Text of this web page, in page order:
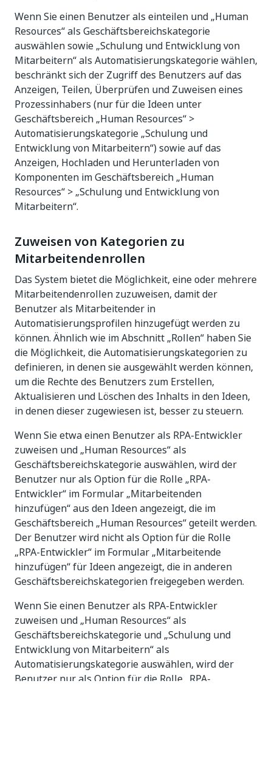
Wenn Sie einen Benutzer als einteilen und „Human
Resources“ als Geschäftsbereichskategorie
auswählen sowie „Schulung und Entwicklung von
Mitarbeitern“ als Automatisierungskategorie wählen,
beschränkt sich der Zugriff des Benutzers auf das
Anzeigen, Teilen, Überprüfen und Zuweisen eines
Prozessinhabers (nur für die Ideen unter
Geschäftsbereich „Human Resources“ >
Automatisierungskategorie „Schulung und
Entwicklung von Mitarbeitern“) sowie auf das
Anzeigen, Hochladen und Herunterladen von
Komponenten im Geschäftsbereich „Human
Resources“ > „Schulung und Entwicklung von
Mitarbeitern“.
Zuweisen von Kategorien zu
Mitarbeitendenrollen
Das System bietet die Möglichkeit, eine oder mehrere
Mitarbeitendenrollen zuzuweisen, damit der
Benutzer als Mitarbeitender in
Automatisierungsprofilen hinzugefügt werden zu
können. Ähnlich wie im Abschnitt „Rollen“ haben Sie
die Möglichkeit, die Automatisierungskategorien zu
definieren, in denen sie ausgewählt werden können,
um die Rechte des Benutzers zum Erstellen,
Aktualisieren und Löschen des Inhalts in den Ideen,
in denen dieser zugewiesen ist, besser zu steuern.
Wenn Sie etwa einen Benutzer als RPA-Entwickler
zuweisen und „Human Resources“ als
Geschäftsbereichskategorie auswählen, wird der
Benutzer nur als Option für die Rolle „RPA-
Entwickler“ im Formular „Mitarbeitenden
hinzufügen“ aus den Ideen angezeigt, die im
Geschäftsbereich „Human Resources“ geteilt werden.
Der Benutzer wird nicht als Option für die Rolle
„RPA-Entwickler“ im Formular „Mitarbeitende
hinzufügen“ für Ideen angezeigt, die in anderen
Geschäftsbereichskategorien freigegeben werden.
Wenn Sie einen Benutzer als RPA-Entwickler
zuweisen und „Human Resources“ als
Geschäftsbereichskategorie und „Schulung und
Entwicklung von Mitarbeitern“ als
Automatisierungskategorie auswählen, wird der
Benutzer nur als Option für die Rolle „RPA-